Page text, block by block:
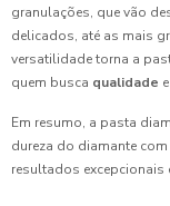
granulações, que vão
delicados, até as mais
versatilidade torna a
quem busca qualidade e
Em resumo, a pasta
dureza do diamante
resultados